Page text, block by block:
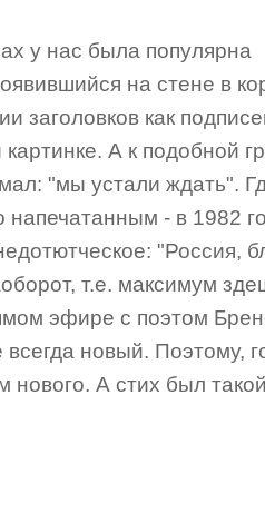
у нас была популярна
на стене в
заголовков как
А к подобной
"мы устали ждать".
- в 1982
"Россия,
т.е. максимум
эфире с поэтом
новый. Поэтому,
А стих был